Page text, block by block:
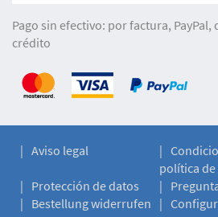
Pago sin efectivo: por factura,
crédito
Aviso legal
política
Protección de datos
Bestellung widerrufen